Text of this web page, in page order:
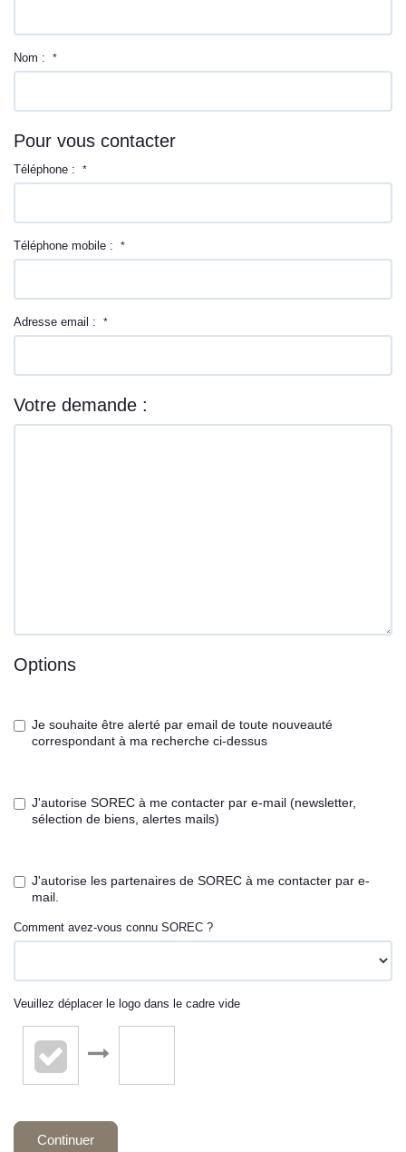
Nom : *
Pour vous contacter
Téléphone : *
Téléphone mobile : *
Adresse email : *
Votre demande :
Options
Je souhaite être alerté par email de toute nouveauté
correspondant à ma recherche ci-dessus
J'autorise SOREC à me contacter par e-mail (newsletter,
sélection de biens, alertes mails)
J'autorise les partenaires de SOREC à me contacter par e-
mail.
Comment avez-vous connu SOREC ?
Veuillez déplacer le logo dans le cadre vide
Continuer